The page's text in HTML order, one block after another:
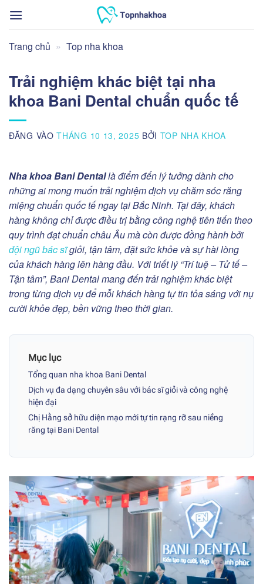
qua
dung
Trang chủ » Top nha khoa
Trải nghiệm khác biệt tại nha
khoa Bani Dental chuẩn quốc tế
ĐĂNG VÀOTHÁNG 10 13, 2025 BỞI TOP NHA KHOA
Nha khoa Bani Dentallà điểm đến lý tưởng dành cho
những ai mong muốn trải nghiệm dịch vụ chăm sóc răng
miệng chuẩn quốc tế ngay tại Bắc Ninh. Tại đây, khách
hàng không chỉ được điều trị bằng công nghệ tiên tiến theo
quy trình đạt chuẩn châu Âu mà còn được đồng hành bởi
đội ngũ bác sĩgiỏi, tận tâm, đặt sức khỏe và sự hài lòng
của khách hàng lên hàng đầu. Với triết lý “Trí tuệ – Tử tế –
Tận tâm”, Bani Dental mang đến trải nghiệm khác biệt
trong từng dịch vụ để mỗi khách hàng tự tin tỏa sáng với nụ
cười khỏe đẹp, bền vững theo thời gian.
Mục lục
Tổng quan nha khoa Bani Dental
Dịch vụ đa dạng chuyên sâu với bác sĩ giỏi và công nghệ
hiện đại
Chị Hằng sở hữu diện mạo mới tự tin rạng rỡ sau niềng
răng tại Bani Dental